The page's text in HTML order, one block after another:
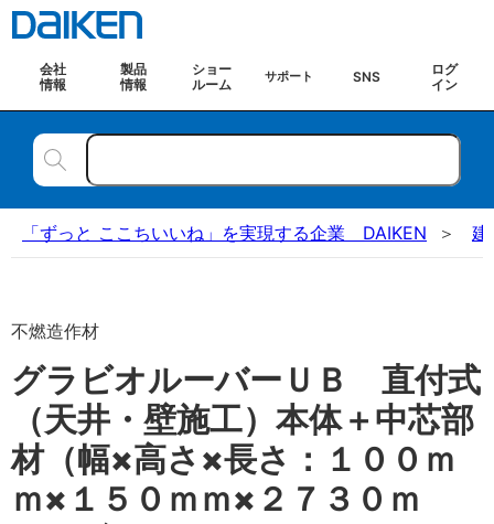
会社
情報
製品
情報
ショー
ルーム
サポート SNS
ログ
イン
「ずっと ここちいいね」を実現する企業 DAIKEN 建
不燃造作材
グラビオルーバーＵＢ 直付式
（天井・壁施工）本体＋中芯部
材（幅×高さ×長さ：１００ｍ
ｍ×１５０ｍｍ×２７３０ｍ